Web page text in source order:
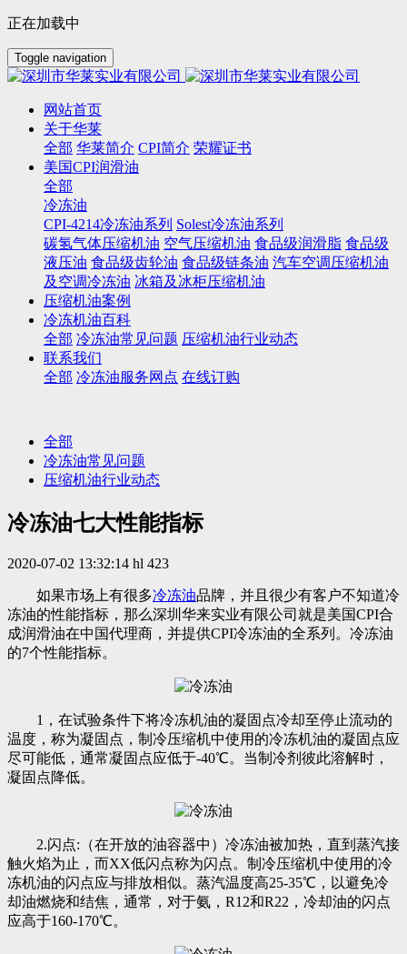
正在加载中
Toggle navigation
网站首页
关于华莱
全部 华莱简介 CPI简介 荣耀证书
美国CPI润滑油
全部
冷冻油
CPI-4214冷冻油系列 Solest冷冻油系列
碳氢气体压缩机油 空气压缩机油 食品级润滑脂 食品级
液压油 食品级齿轮油 食品级链条油 汽车空调压缩机油
及空调冷冻油 冰箱及冰柜压缩机油
压缩机油案例
冷冻机油百科
全部 冷冻油常见问题 压缩机油行业动态
联系我们
全部 冷冻油服务网点 在线订购
全部
冷冻油常见问题
压缩机油行业动态
冷冻油七大性能指标
2020-07-02 13:32:14 hl 423
如果市场上有很多冷冻油品牌，并且很少有客户不知道冷
冻油的性能指标，那么深圳华来实业有限公司就是美国CPI合
成润滑油在中国代理商，并提供CPI冷冻油的全系列。冷冻油
的7个性能指标。
1，在试验条件下将冷冻机油的凝固点冷却至停止流动的
温度，称为凝固点，制冷压缩机中使用的冷冻机油的凝固点应
尽可能低，通常凝固点应低于-40℃。当制冷剂彼此溶解时，
凝固点降低。
2.闪点:（在开放的油容器中）冷冻油被加热，直到蒸汽接
触火焰为止，而XX低闪点称为闪点。制冷压缩机中使用的冷
冻机油的闪点应与排放相似。蒸汽温度高25-35℃，以避免冷
却油燃烧和结焦，通常，对于氨，R12和R22，冷却油的闪点
应高于160-170℃。